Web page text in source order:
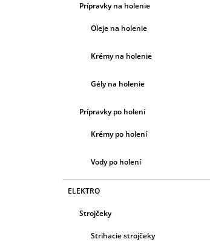
Prípravky na holenie
Oleje na holenie
Krémy na holenie
Gély na holenie
Prípravky po holení
Krémy po holení
Vody po holení
ELEKTRO
Strojčeky
Strihacie strojčeky